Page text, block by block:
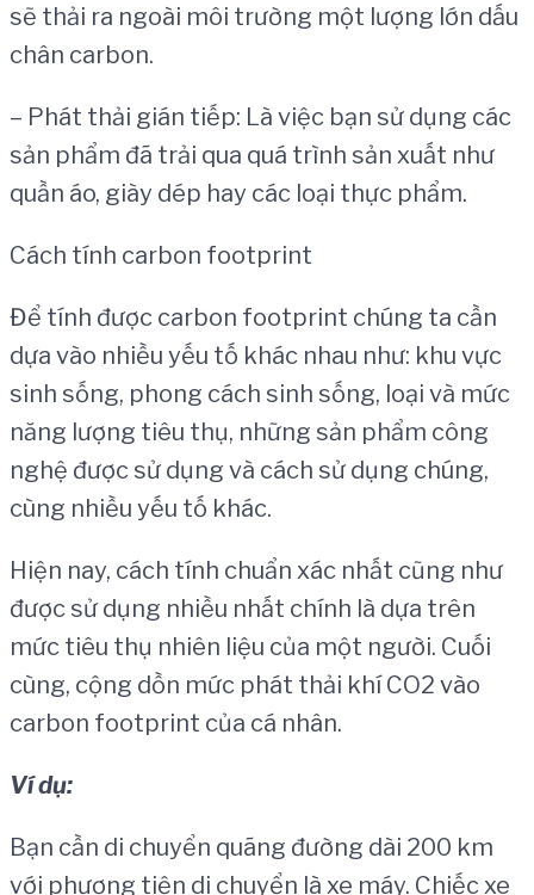
sẽ thải ra ngoài môi trường một lượng lớn dấu
chân carbon.
– Phát thải gián tiếp: Là việc bạn sử dụng các
sản phẩm đã trải qua quá trình sản xuất như
quần áo, giày dép hay các loại thực phẩm.
Cách tính carbon footprint
Để tính được carbon footprint chúng ta cần
dựa vào nhiều yếu tố khác nhau như: khu vực
sinh sống, phong cách sinh sống, loại và mức
năng lượng tiêu thụ, những sản phẩm công
nghệ được sử dụng và cách sử dụng chúng,
cùng nhiều yếu tố khác.
Hiện nay, cách tính chuẩn xác nhất cũng như
được sử dụng nhiều nhất chính là dựa trên
mức tiêu thụ nhiên liệu của một người. Cuối
cùng, cộng dồn mức phát thải khí CO2 vào
carbon footprint của cá nhân.
Vídụ:
Bạn cần di chuyển quãng đường dài 200 km
với phương tiện di chuyển là xe máy. Chiếc xe